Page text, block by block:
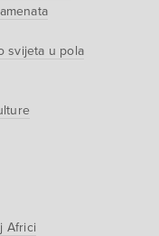
svijeta u pola
Africi